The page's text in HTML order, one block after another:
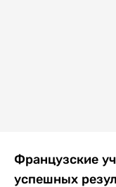
Французские
успешных